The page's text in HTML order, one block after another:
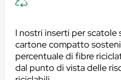
I nostri inserti per scatole
cartone compatto
percentuale di fibre
dal punto di vista delle